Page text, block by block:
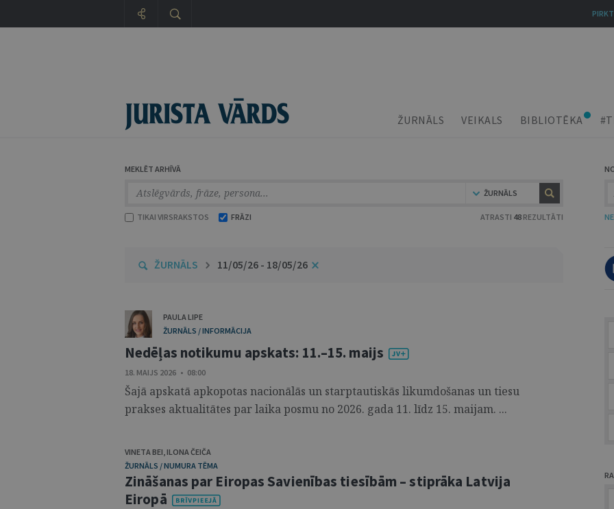
ŽURNĀLS VEIKALS BIBLIOTĒKA
MEKLĒT ARHĪVĀ
ŽURNĀLS
TIKAI VIRSRAKSTOS FRĀZI ATRASTI 48 REZULTĀTI
ŽURNĀLS 11/05/26 - 18/05/26
PAULA LIPE
ŽURNĀLS / INFORMĀCIJA
Nedēļas notikumu apskats: 11.–15. maijs
18. MAIJS 2026 • 08:00
Šajā apskatā apkopotas nacionālās un starptautiskās likumdošanas un tiesu
prakses aktualitātes par laika posmu no 2026. gada 11. līdz 15. maijam. ...
VINETA BEI,ILONA ČEIČA
ŽURNĀLS / NUMURA TĒMA
Zināšanas par Eiropas Savienības tiesībām – stiprāka Latvija
Eiropā
PIRKT